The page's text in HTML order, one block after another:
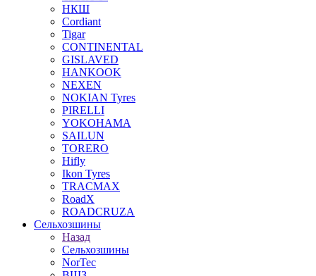
НКШ
Cordiant
Tigar
CONTINENTAL
GISLAVED
HANKOOK
NEXEN
NOKIAN Tyres
PIRELLI
YOKOHAMA
SAILUN
TORERO
Hifly
Ikon Tyres
TRACMAX
RoadX
ROADCRUZA
Сельхозшины
Назад
Сельхозшины
NorTec